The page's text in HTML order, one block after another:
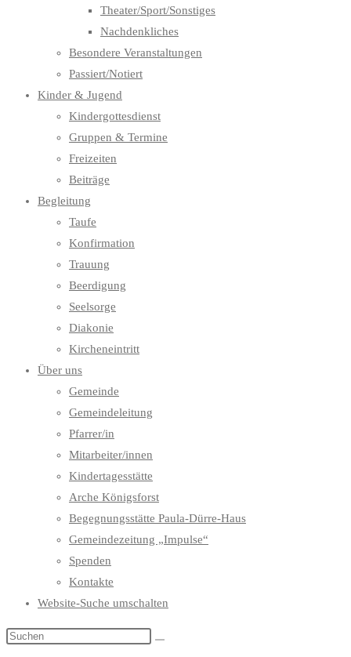
Theater/Sport/Sonstiges
Nachdenkliches
Besondere Veranstaltungen
Passiert/Notiert
Kinder & Jugend
Kindergottesdienst
Gruppen & Termine
Freizeiten
Beiträge
Begleitung
Taufe
Konfirmation
Trauung
Beerdigung
Seelsorge
Diakonie
Kircheneintritt
Über uns
Gemeinde
Gemeindeleitung
Pfarrer/in
Mitarbeiter/innen
Kindertagesstätte
Arche Königsforst
Begegnungsstätte Paula-Dürre-Haus
Gemeindezeitung „Impulse“
Spenden
Kontakte
Website-Suche umschalten